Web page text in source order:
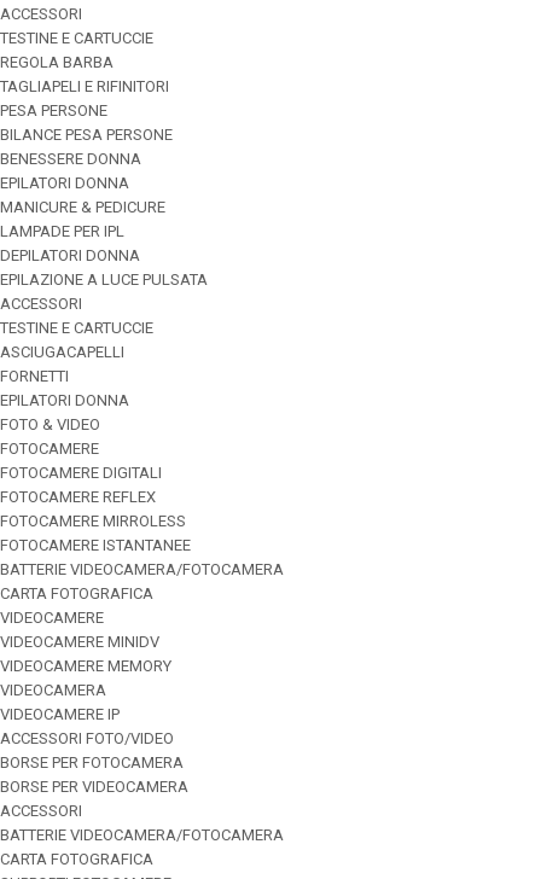
ACCESSORI
TESTINE E CARTUCCIE
REGOLA BARBA
TAGLIAPELI E RIFINITORI
PESA PERSONE
BILANCE PESA PERSONE
BENESSERE DONNA
EPILATORI DONNA
MANICURE & PEDICURE
LAMPADE PER IPL
DEPILATORI DONNA
EPILAZIONE A LUCE PULSATA
ACCESSORI
TESTINE E CARTUCCIE
ASCIUGACAPELLI
FORNETTI
EPILATORI DONNA
FOTO & VIDEO
FOTOCAMERE
FOTOCAMERE DIGITALI
FOTOCAMERE REFLEX
FOTOCAMERE MIRROLESS
FOTOCAMERE ISTANTANEE
BATTERIE VIDEOCAMERA/FOTOCAMERA
CARTA FOTOGRAFICA
VIDEOCAMERE
VIDEOCAMERE MINIDV
VIDEOCAMERE MEMORY
VIDEOCAMERA
VIDEOCAMERE IP
ACCESSORI FOTO/VIDEO
BORSE PER FOTOCAMERA
BORSE PER VIDEOCAMERA
ACCESSORI
BATTERIE VIDEOCAMERA/FOTOCAMERA
CARTA FOTOGRAFICA